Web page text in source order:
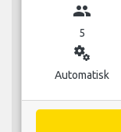
group
5
miscellaneous_services
Automatisk